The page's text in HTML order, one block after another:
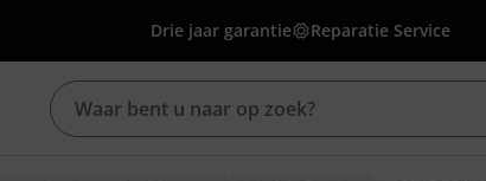
Drie jaar garantie Reparatie Service